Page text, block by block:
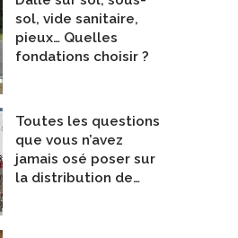
sol, vide sanitaire,
pieux… Quelles
fondations choisir ?
Toutes les questions
que vous n’avez
jamais osé poser sur
la distribution de…